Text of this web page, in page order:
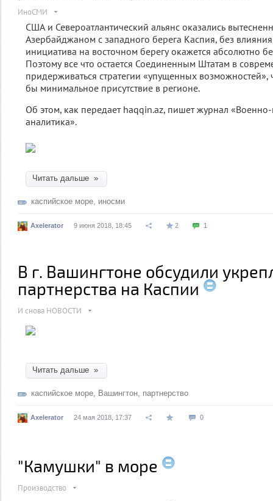
ИноСМИ
США и Североатлантический альянс оказались
Азербайджаном с западного берега Каспия, без
инициатива на восточном берегу окажется абсолютно
Поэтому все что остается Соединенным Штатам в
придерживаться стратегии «упущенных возможностей»,
бы минимальное присутствие в регионе.
Об этом, как передает haqqin.az, пишет журнал
аналитика».
Читать дальше »
каспийское море иносми
Axelerator 9 июня 2018, 18:45 2 1
В г. Вашингтоне обсудили
партнерства на Каспии
И снова НОВОСТИ
Читать дальше »
каспийское море Вашингтон партнерство
Axelerator 24 мая 2018, 17:37 0
"Камушки" в море
Производство